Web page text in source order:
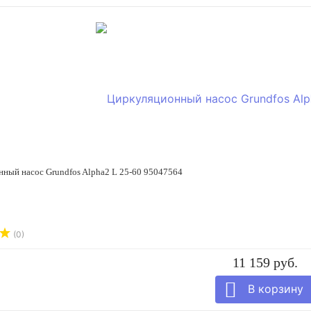
насос Grundfos Alpha2 L 25-60 95047564
(0)
11 159 руб.